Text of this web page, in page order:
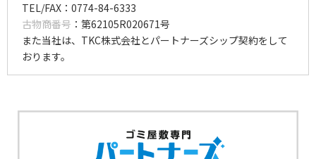
TEL/FAX：0774-84-6333
古物商番号 ：第62105R020671号
また当社は、TKC株式会社とパートナーズシップ契約をして
おります。